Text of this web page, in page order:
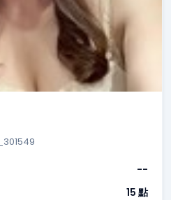
--
15 點